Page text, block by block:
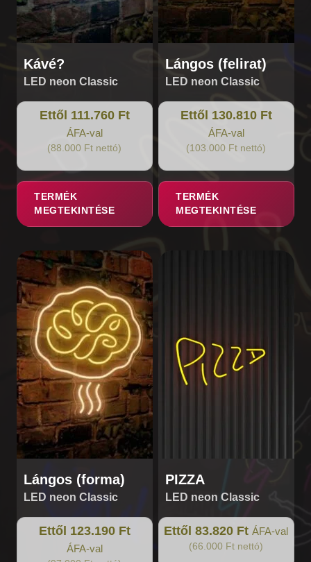
Kávé?
LED neon Classic
Ettől 111.760 Ft
ÁFA-val
(88.000 Ft nettó)
TERMÉK
MEGTEKINTÉSE
választhatók
ki
Lángos (felirat)
LED neon Classic
Ettől 130.810 Ft
ÁFA-val
(103.000 Ft nettó)
TERMÉK
MEGTEKINTÉSE
választhatók
Lángos (forma)
LED neon Classic
Ettől 123.190 Ft
ÁFA-val
Ennek
a
terméknek
több
variációja
van.
A
változatok
a
termékoldalon
választhatók
ki
PIZZA
LED neon Classic
Ettől 83.820 Ft ÁFA-val
(66.000 Ft nettó)
van.
változatok